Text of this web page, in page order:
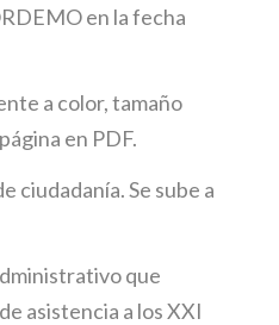
en la fecha
a color, tamaño
en PDF.
ciudadanía. Se sube a
que
asistencia a los XXI